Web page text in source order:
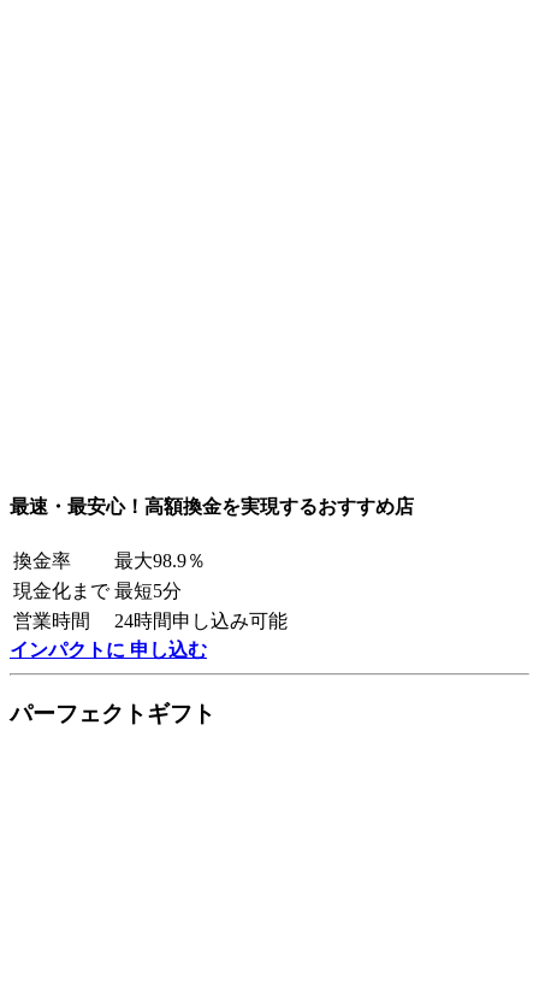
最速・最安心！高額換金を実現するおすすめ店
換金率
最大98.9％
現金化まで 最短5分
営業時間
24時間申し込み可能
インパクトに 申し込む
パーフェクトギフト